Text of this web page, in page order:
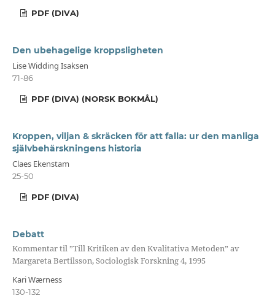
PDF (DIVA)
Den ubehagelige kroppsligheten
Lise Widding Isaksen
71-86
PDF (DIVA) (NORSK BOKMÅL)
Kroppen, viljan & skräcken för att falla: ur den manliga
självbehärskningens historia
Claes Ekenstam
25-50
PDF (DIVA)
Debatt
Kommentar til ”Till Kritiken av den Kvalitativa Metoden” av
Margareta Bertilsson, Sociologisk Forskning 4, 1995
Kari Wærness
130-132